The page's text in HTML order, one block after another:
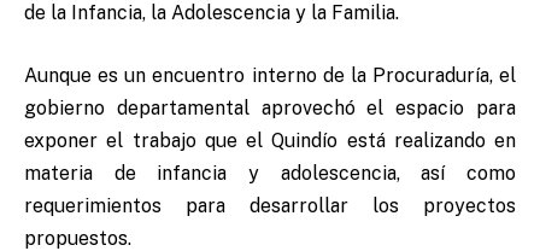
de la Infancia, la Adolescencia y la Familia.
Aunque es un encuentro interno de la Procuraduría, el
gobierno departamental aprovechó el espacio para
exponer el trabajo que el Quindío está realizando en
materia de infancia y adolescencia, así como
requerimientos para desarrollar los proyectos
propuestos.